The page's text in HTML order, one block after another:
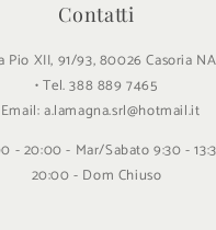
Contatti
Pio XII, 91/93, 80026 Casoria NA
• Tel. 388 889 7465
Email: a.lamagna.srl@hotmail.it
- 20:00 - Mar/Sabato 9:30 -
20:00 - Dom Chiuso